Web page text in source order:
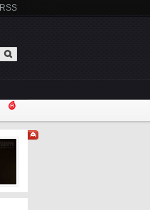
RSS